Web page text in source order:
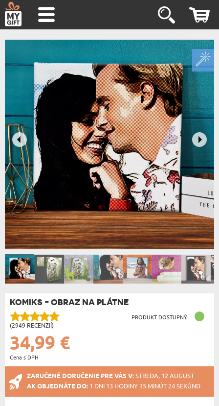
KOMIKS - OBRAZ NA PLÁTNE
(2949 RECENZIÍ)
PRODUKT DOSTUPNÝ
34,99 €
Cena s DPH
ZARUČENÉ DORUČENIE PRE VÁS V:STREDA, 12 AUGUST
AK OBJEDNÁTE DO: 1 DNI 13 HODINY 35 MINÚT 24 SEKÚND